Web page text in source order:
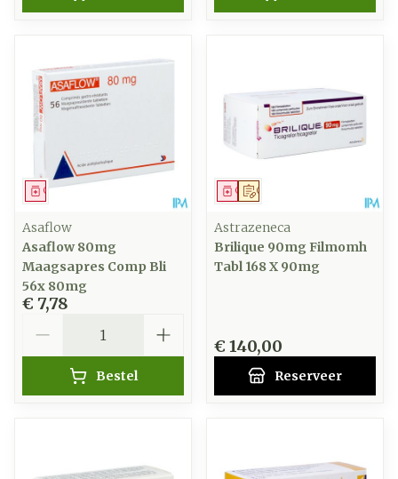
Geneesmiddel
Asaflow
Asaflow 80mg
Maagsapres Comp Bli
56x 80mg
€ 7,78
Bestel
Op voorschrift
Geneesmiddel
Astrazeneca
Brilique 90mg Filmomh
Tabl 168 X 90mg
€ 140,00
Reserveer